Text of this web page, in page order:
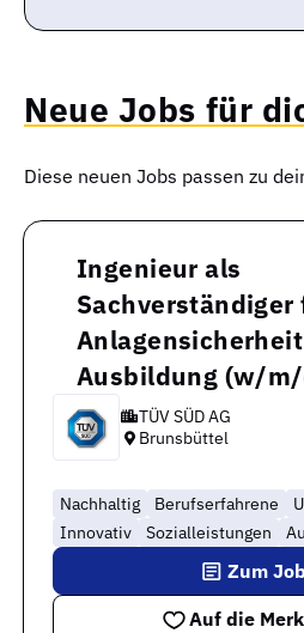
Neue Jobs für
Diese neuen Jobs passen zu
Ingenieur als
Sachverständiger
Ausbildung (w/
TÜV SÜD AG
Brunsbüttel
Nachhaltig Berufserfahrene
Innovativ
Sozialleistungen
Auf die
Zum Job